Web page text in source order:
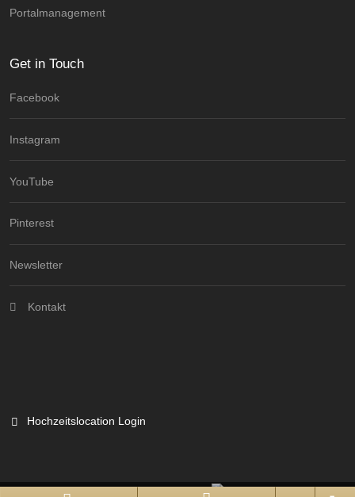
Portalmanagement
Get in Touch
Facebook
Instagram
YouTube
Pinterest
Newsletter
Kontakt
Hochzeitslocation Login
Branchenportal Software made in Germany